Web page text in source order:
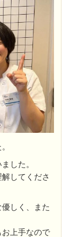
した。
してくださ
しく、また
上手なので